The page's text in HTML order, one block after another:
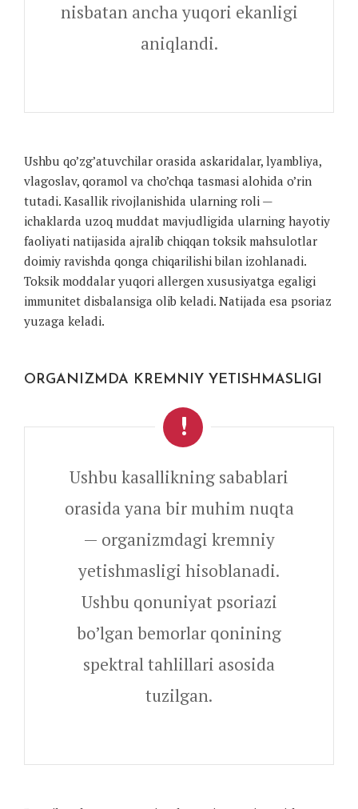
nisbatan ancha yuqori ekanligi
aniqlandi.
Ushbu qo’zg’atuvchilar orasida askaridalar, lyambliya,
vlagoslav, qoramol va cho’chqa tasmasi alohida o’rin
tutadi. Kasallik rivojlanishida ularning roli —
ichaklarda uzoq muddat mavjudligida ularning hayotiy
faoliyati natijasida ajralib chiqqan toksik mahsulotlar
doimiy ravishda qonga chiqarilishi bilan izohlanadi.
Toksik moddalar yuqori allergen xususiyatga egaligi
immunitet disbalansiga olib keladi. Natijada esa psoriaz
yuzaga keladi.
ORGANIZMDA KREMNIY YETISHMASLIGI
Ushbu kasallikning sabablari
orasida yana bir muhim nuqta
— organizmdagi kremniy
yetishmasligi hisoblanadi.
Ushbu qonuniyat psoriazi
bo’lgan bemorlar qonining
spektral tahlillari asosida
tuzilgan.